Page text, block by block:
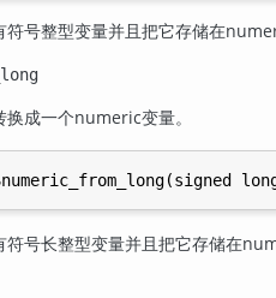
符号整型变量并且把它存储在
成一个numeric变量。
符号长整型变量并且把它存储在